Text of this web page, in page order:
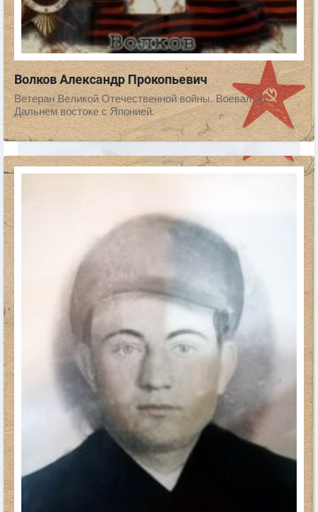
Волков Александр Прокопьевич
Ветеран Великой Отечественной войны. Воевал на
Дальнем востоке с Японией.